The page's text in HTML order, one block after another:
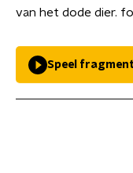
van het dode dier.
Speel